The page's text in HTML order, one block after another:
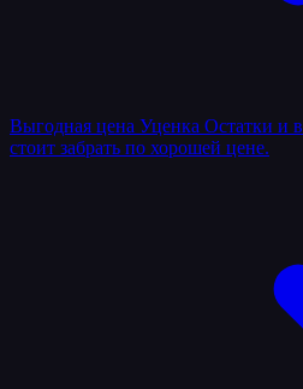
Выгодная цена Уценка Остатки и
стоит забрать по хорошей цене.